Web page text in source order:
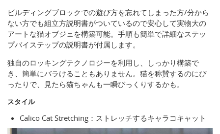
ビルディングブロックでの遊び方を忘れてしまった方/分から
ない方でも組立方説明書がついているので安心して実物大の
アートな猫オブジェを構築可能。手順も簡単で詳細なステッ
プバイステップの説明書が付属します。
独自のロッキングテクノロジーを利用し、しっかり構築で
き、簡単にバラけることもありません。猫を称賛するのにぴ
ったりで、見たら猫ちゃんも一瞬びっくりするかも。
スタイル
Calico Cat Stretching：ストレッチするキャラコキャット